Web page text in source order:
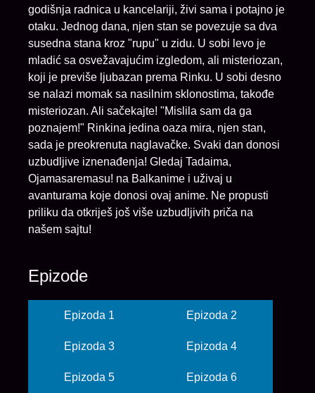
godišnja radnica u kancelariji, živi sama i potajno je
otaku. Jednog dana, njen stan se povezuje sa dva
susedna stana kroz "rupu" u zidu. U sobi levo je
mladić sa osvežavajućim izgledom, ali misteriozan,
koji je previše ljubazan prema Rinku. U sobi desno
se nalazi momak sa nasilnim sklonostima, takođe
misteriozan. Ali sačekajte! "Mislila sam da ga
poznajem!" Rinkina jedina oaza mira, njen stan,
sada je preokrenuta naglavačke. Svaki dan donosi
uzbudljive iznenađenja! Gledaj Tadaima,
Ojamasaremasu! na Balkanime i uživaj u
avanturama koje donosi ovaj anime. Ne propusti
priliku da otkriješ još više uzbudljivih priča na
našem sajtu!
Epizode
Epizoda 1 Epizoda 2
Epizoda 3 Epizoda 4
Epizoda 5 Epizoda 6